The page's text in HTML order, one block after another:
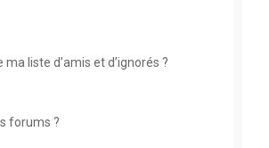
liste d’amis et d’ignorés ?
forums ?